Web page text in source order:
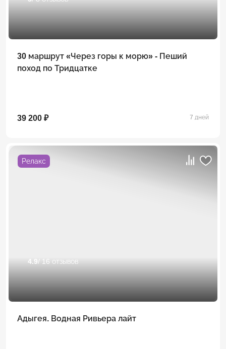
30 маршрут «Через горы к морю» - Пеший
поход по Тридцатке
39 200 ₽ 7 дней
Релакс
4.9 / 16 отзывов
Адыгея. Водная Ривьера лайт